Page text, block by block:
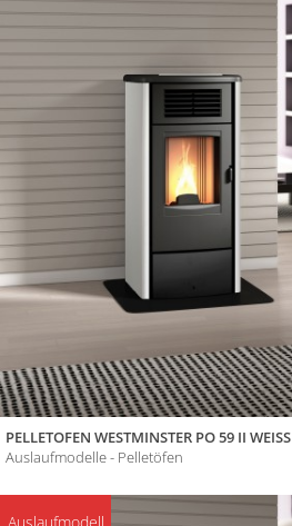
PELLETOFEN WESTMINSTER PO 59 II WEISS
Auslaufmodelle - Pelletöfen